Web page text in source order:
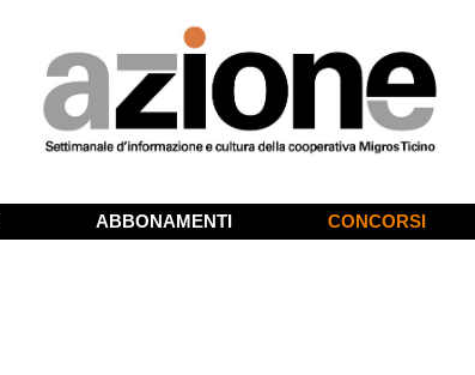
ABBONAMENTI CONCORSI